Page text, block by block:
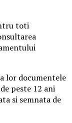
toti
lor documentele
peste 12 ani
si semnata de